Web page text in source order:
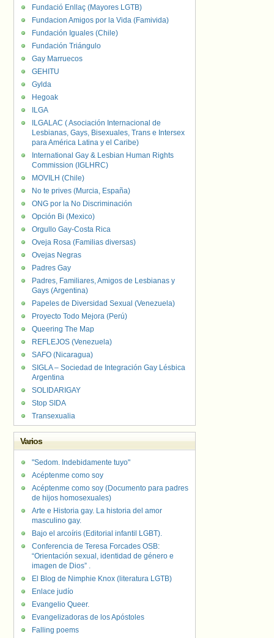
Fundació Enllaç (Mayores LGTB)
Fundacion Amigos por la Vida (Famivida)
Fundación Iguales (Chile)
Fundación Triángulo
Gay Marruecos
GEHITU
Gylda
Hegoak
ILGA
ILGALAC ( Asociación Internacional de
Lesbianas, Gays, Bisexuales, Trans e Intersex
para América Latina y el Caribe)
International Gay & Lesbian Human Rights
Commission (IGLHRC)
MOVILH (Chile)
No te prives (Murcia, España)
ONG por la No Discriminación
Opción Bi (Mexico)
Orgullo Gay-Costa Rica
Oveja Rosa (Familias diversas)
Ovejas Negras
Padres Gay
Padres, Familiares, Amigos de Lesbianas y
Gays (Argentina)
Papeles de Diversidad Sexual (Venezuela)
Proyecto Todo Mejora (Perú)
Queering The Map
REFLEJOS (Venezuela)
SAFO (Nicaragua)
SIGLA – Sociedad de Integración Gay Lésbica
Argentina
SOLIDARIGAY
Stop SIDA
Transexualia
Varios
"Sedom. Indebidamente tuyo"
Acéptenme como soy
Acéptenme como soy (Documento para padres
de hijos homosexuales)
Arte e Historia gay. La historia del amor
masculino gay.
Bajo el arcoíris (Editorial infantil LGBT).
Conferencia de Teresa Forcades OSB:
“Orientación sexual, identidad de género e
imagen de Dios” .
El Blog de Nimphie Knox (literatura LGTB)
Enlace judío
Evangelio Queer.
Evangelizadoras de los Apóstoles
Falling poems